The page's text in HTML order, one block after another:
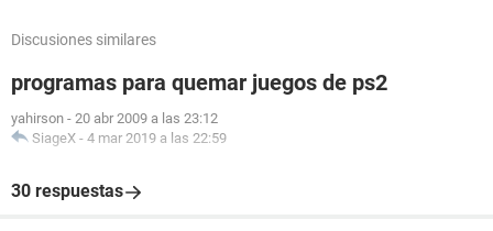
Discusiones similares
programas para quemar juegos de ps2
yahirson - 20 abr 2009 a las 23:12
SiageX - 4 mar 2019 a las 22:59
30 respuestas